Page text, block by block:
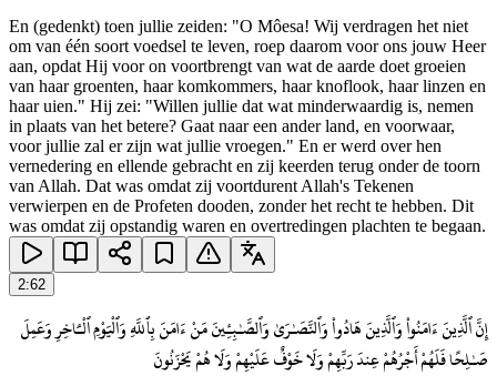
En (gedenkt) toen jullie zeiden: "O Môesa! Wij verdragen het niet
om van één soort voedsel te leven, roep daarom voor ons jouw Heer
aan, opdat Hij voor on voortbrengt van wat de aarde doet groeien
van haar groenten, haar komkommers, haar knoflook, haar linzen en
haar uien." Hij zei: "Willen jullie dat wat minderwaardig is, nemen
in plaats van het betere? Gaat naar een ander land, en voorwaar,
voor jullie zal er zijn wat jullie vroegen." En er werd over hen
vernedering en ellende gebracht en zij keerden terug onder de toorn
van Allah. Dat was omdat zij voortdurent Allah's Tekenen
verwierpen en de Profeten dooden, zonder het recht te hebben. Dit
was omdat zij opstandig waren en overtredingen plachten te begaan.
2:62
إِنَّ ٱلَّذِينَ ءَامَنُوا۟ وَٱلَّذِينَ هَادُوا۟ وَٱلنَّصَـٰرَىٰ وَٱلصَّـٰبِـِٔينَ مَنْ ءَامَنَ بِٱللَّهِ وَٱلْيَوْمِ ٱلْـَٔاخِرِ وَعَمِلَ
صَـٰلِحًا فَلَهُمْ أَجْرُهُمْ عِندَ رَبِّهِمْ وَلَا خَوْفٌ عَلَيْهِمْ وَلَا هُمْ يَحْزَنُونَ